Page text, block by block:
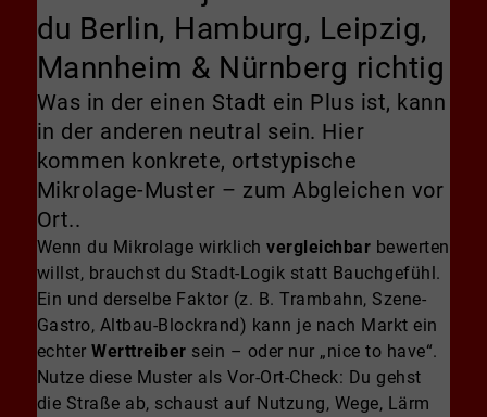
du Berlin, Hamburg, Leipzig,
Mannheim & Nürnberg richtig
Was in der einen Stadt ein Plus ist, kann
in der anderen neutral sein. Hier
kommen konkrete, ortstypische
Mikrolage-Muster – zum Abgleichen vor
Ort..
Wenn du Mikrolage wirklichvergleichbar bewerten
willst, brauchst du Stadt-Logik statt Bauchgefühl.
Ein und derselbe Faktor (z. B. Trambahn, Szene-
Gastro, Altbau-Blockrand) kann je nach Markt ein
echterWerttreiber sein – oder nur „nice to have“.
Nutze diese Muster als Vor-Ort-Check: Du gehst
die Straße ab, schaust auf Nutzung, Wege, Lärm